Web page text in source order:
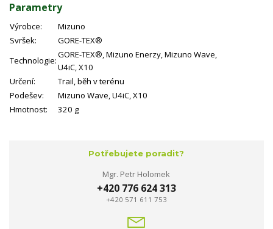
Parametry
Výrobce:
Mizuno
Svršek:
GORE-TEX®
Technologie:
GORE-TEX®, Mizuno Enerzy, Mizuno Wave,
U4iC, X10
Určení:
Trail, běh v terénu
Podešev:
Mizuno Wave, U4iC, X10
Hmotnost:
320 g
Potřebujete poradit?
Mgr. Petr Holomek
+420 776 624 313
+420 571 611 753